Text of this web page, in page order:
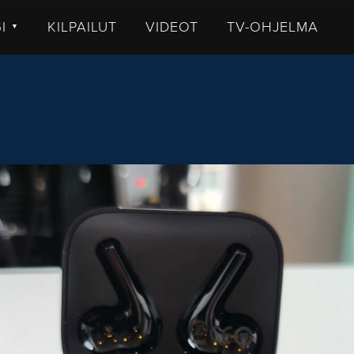
▼ KILPAILUT VIDEOT TV-OHJELMA